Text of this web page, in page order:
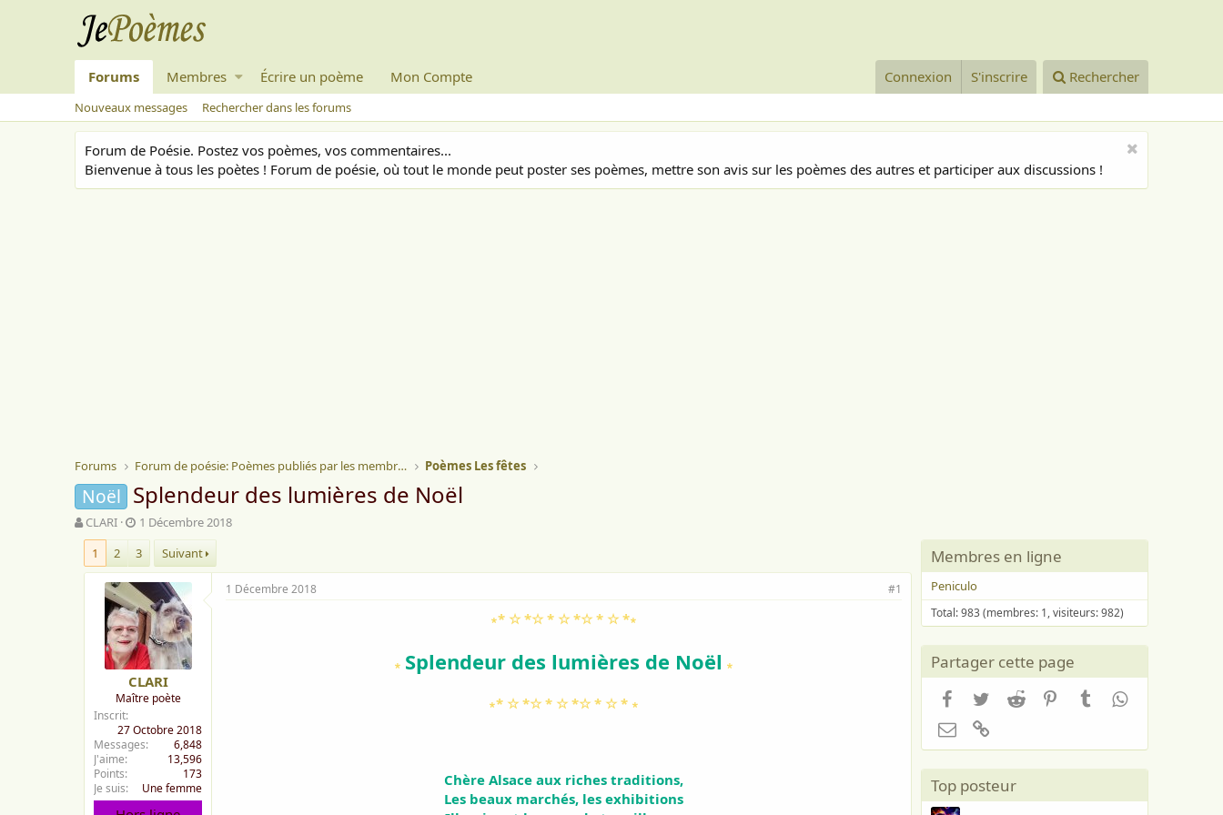
Forums Membres Écrire un poème Mon Compte Connexion S'inscrire Rechercher
Nouveaux messages Rechercher dans les forums
Forum de Poésie. Postez vos poèmes, vos commentaires...
Bienvenue à tous les poètes ! Forum de poésie, où tout le monde peut poster ses poèmes, mettre son avis sur les poèmes des autres et participer aux discussions !
Forums Forum de poésie: Poèmes publiés par les membres Poèmes Les fêtes
Noël Splendeur des lumières de Noël
A
u
e
CLARI
D
t
e
d
e
d
é
b
u
t
1 Décembre 2018
1
2 3 Suivant
CLARI
Maître poète
Inscrit
27 Octobre 2018
Messages
6,848
J'aime
13,596
Points
173
Je suis
Une femme
1 Décembre 2018 #1
∗* ☆ *☆ * ☆ *☆ * ☆ *∗
∗ Splendeur des lumières de Noël ∗
∗* ☆ *☆ * ☆ *☆ * ☆ * ∗
Chère Alsace aux riches traditions,
Les beaux marchés, les exhibitions
Membres en ligne
Peniculo
Total: 983 (membres: 1, visiteurs: 982)
Partager cette page
Facebook
TwitterReddit PinterestTumblrWhatsApp
Email
Top posteur